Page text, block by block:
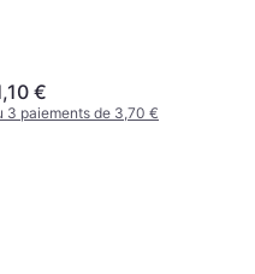
€
3 paiements de 3,70 €